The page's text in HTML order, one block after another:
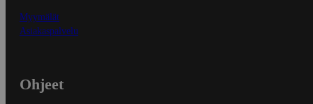
Myymälät
Asiakaspalvelu
Ohjeet